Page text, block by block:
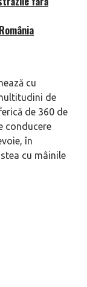
cu
de
de 360 de
conducere
în
cu mâinile